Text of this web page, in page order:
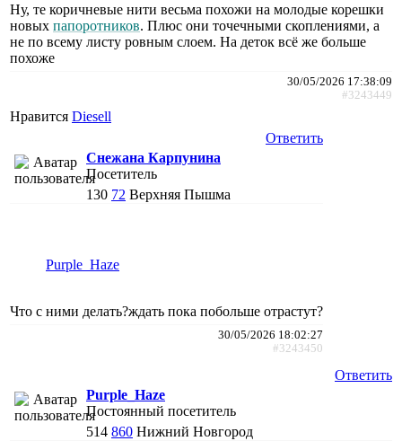
Ну, те коричневые нити весьма похожи на молодые корешки
новых папоротников. Плюс они точечными скоплениями, а
не по всему листу ровным слоем. На деток всё же больше
похоже
30/05/2026 17:38:09
#3243449
Нравится Diesell
Ответить
Снежана Карпунина
Посетитель
130 72 Верхняя Пышма
Purple_Haze
Что с ними делать?ждать пока побольше отрастут?
30/05/2026 18:02:27
#3243450
Ответить
Purple_Haze
Постоянный посетитель
514 860 Нижний Новгород